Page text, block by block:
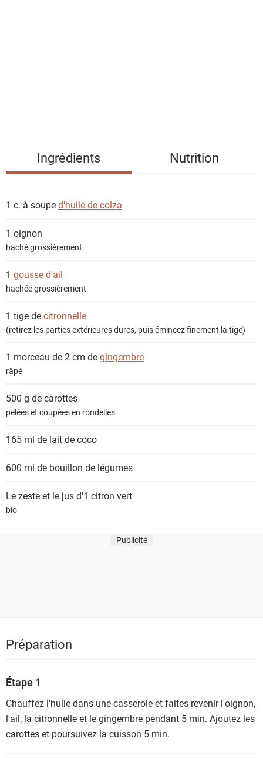
n
s
Ingrédients Nutrition
1 c. à souped'huile de colza
1 oignon
haché grossièrement
1 gousse d'ail
hachée grossièrement
1 tige decitronnelle
(retirez les parties extérieures dures, puis émincez finement la tige)
1 morceau de 2 cm degingembre
râpé
500 g decarottes
pelées et coupées en rondelles
165 ml de lait de coco
600 ml de bouillon de légumes
Le zeste et le jus d'1 citron vert
bio
Publicité
Préparation
Étape 1
Chauffez l'huile dans une casserole et faites revenir l'oignon,
l'ail, la citronnelle et le gingembre pendant 5 min. Ajoutez les
carottes et poursuivez la cuisson 5 min.